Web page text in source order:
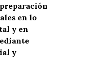
en lo
y en
y